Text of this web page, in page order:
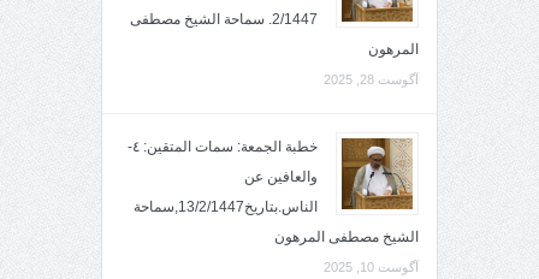
2/1447. سماحة الشيخ مصطفى
المرهون
آگوست 28, 2025
خطبة الجمعة: سمات المتقين: ٤-
والعافين عن
الناس.بتاريخ13/2/1447,سماحة
الشيخ مصطفى المرهون
آگوست 10, 2025